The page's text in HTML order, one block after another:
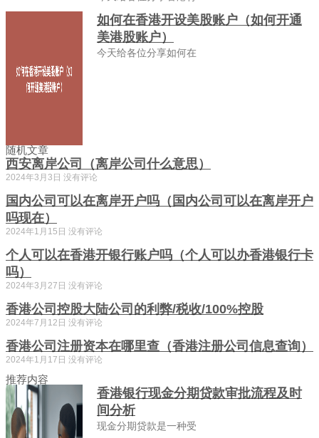
如何在香港开设美股账户（如何开通
美港股账户）
今天给各位分享如何在
随机文章
西安离岸公司（离岸公司什么意思）
2024年3月3日 没有评论
国内公司可以在离岸开户吗（国内公司可以在离岸开户
吗现在）
2024年1月15日 没有评论
个人可以在香港开银行账户吗（个人可以办香港银行卡
吗）
2024年3月27日 没有评论
香港公司控股大陆公司的利弊/税收/100%控股
2024年7月12日 没有评论
香港公司注册资本在哪里查（香港注册公司信息查询）
2024年1月17日 没有评论
推荐内容
香港银行现金分期贷款审批流程及时
间分析
现金分期贷款是一种受